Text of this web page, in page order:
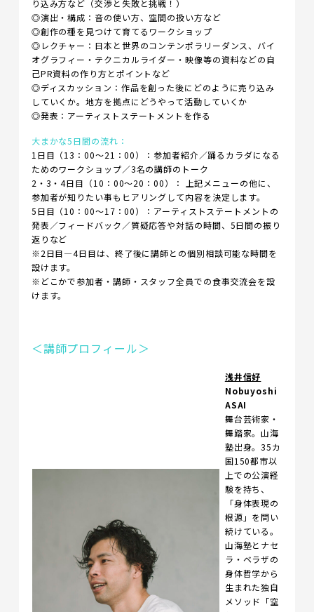
り込み方など（交渉と失敗と挑戦！）
◎演出・構成：音の使い方、空間の扱い方など
◎創作の種を見つけて育てるワークショップ
◎レクチャー：日本と世界のコンテンポラリーダンス、バイ
オグラフィー・テクニカルライダー・映像等の資料などの自
己PR資料の作り方とポイントなど
◎ディスカッション：作品を創った後にどのように売り込み
していくか。地方を拠点にどうやって活動していくか
◎発表：アーティストステートメントを作る
大まかな5日間の流れ：
1日目（13：00～21：00）：参加者紹介／踊るカラダになる
ためのワークショップ／3名の講師のトーク
2・3・4日目（10：00～20：00）： 上記メニューの他に、
参加者が知りたい事もヒアリングして内容を決定します。
5日目（10：00～17：00）：アーティストステートメントの
発表／フィードバック／質疑応答や対話の時間、5日間の振り
返りなど
※2日目―4日目は、終了後に講師との個別相談可能な時間を
設けます。
※どこかで参加者・講師・スタッフ全員での食事交流会を設
けます。
＜講師プロフィール＞
浅井信好
Nobuyoshi
ASAI
舞台芸術家・
舞踏家。山海
塾出身。35カ
国150都市以
上での公演経
験を持ち、
「身体表現の
根源」を問い
続けている。
山海塾とナセ
ラ・ベラザの
身体哲学から
生まれた独自
メソッド「空